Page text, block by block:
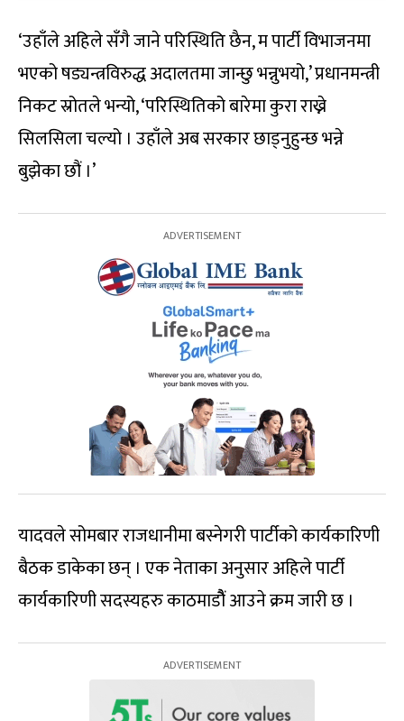
‘उहाँले अहिले सँगै जाने परिस्थिति छैन, म पार्टी विभाजनमा
भएको षड्यन्त्रविरुद्ध अदालतमा जान्छु भन्नुभयो,’ प्रधानमन्त्री
निकट स्रोतले भन्यो, ‘परिस्थितिको बारेमा कुरा राख्ने
सिलसिला चल्यो । उहाँले अब सरकार छाड्नुहुन्छ भन्ने
बुझेका छौं ।’
यादवले सोमबार राजधानीमा बस्नेगरी पार्टीको कार्यकारिणी
बैठक डाकेका छन् । एक नेताका अनुसार अहिले पार्टी
कार्यकारिणी सदस्यहरु काठमाडौैं आउने क्रम जारी छ ।